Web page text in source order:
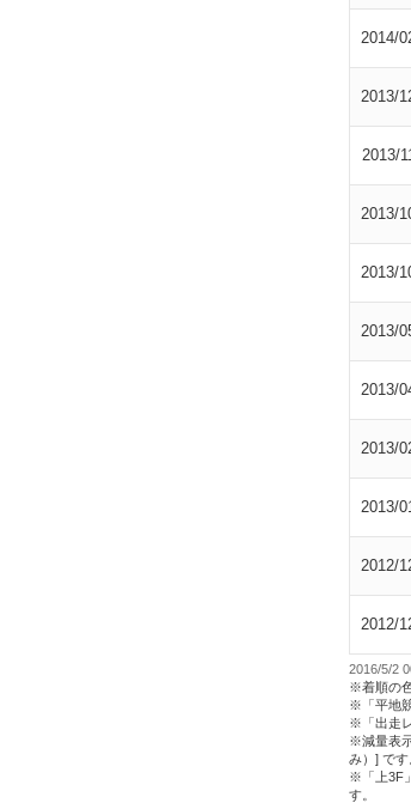
2014/
2013/
2013/
2013/
2013/
2013/
2013/
2013/
2013/
2012/
2012/
2016/5/2
※着順の
※「平地
※「出走
※減量表
み）] です
※「上3F
す。